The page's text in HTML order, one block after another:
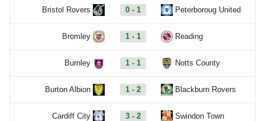
Bristol Rovers 0 - 1 Peterboroug United
Bromley 1 - 1 Reading
Burnley 1 - 1 Notts County
Burton Albion 1 - 2 Blackburn Rovers
Cardiff City 3 - 2 Swindon Town